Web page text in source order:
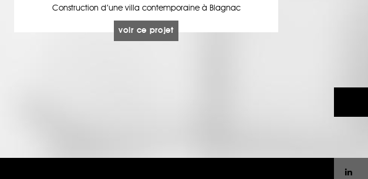
Construction d’une villa contemporaine à Blagnac
voir ce projet